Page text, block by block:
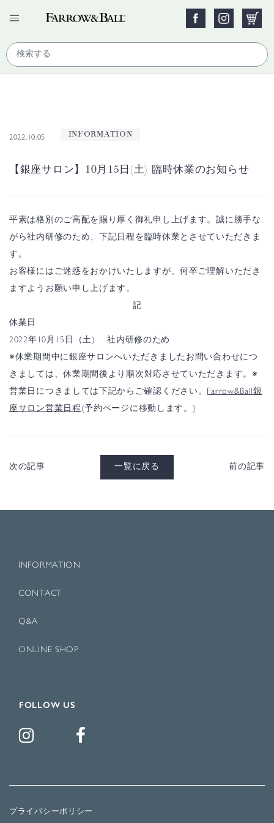
2022.10.05 INFORMATION
【銀座サロン】10月15日(土) 臨時休業のお知らせ
平素は格別のご高配を賜り厚く御礼申し上げます。誠に勝手な
がら社内研修のため、 下記日程を臨時休業とさせていただきま
す。
お客様にはご迷惑をおかけいたしますが、何卒ご理解いただき
ますようお願い申し上げます。
記
休業日
2022年10月15日（土) 社内研修のため
※休業期間中に銀座サロンへいただきましたお問い合わせにつ
きましては、休業期間後より順次対応させていただきます。 ※
営業日につきましては下記からご確認ください。 Farrow&Ball銀
座サロン営業日程 (予約ページに移動します。)
次の記事 一覧に戻る 前の記事
INFORMATION
CONTACT
Q&A
ONLINE SHOP
FOLLOW US
プライバシーポリシー